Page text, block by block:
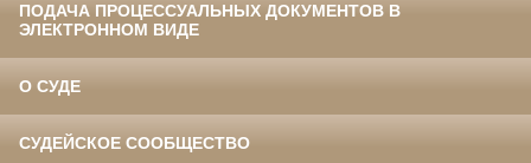
ПОДАЧА ПРОЦЕССУАЛЬНЫХ ДОКУМЕНТОВ В
ЭЛЕКТРОННОМ ВИДЕ
О СУДЕ
СУДЕЙСКОЕ СООБЩЕСТВО